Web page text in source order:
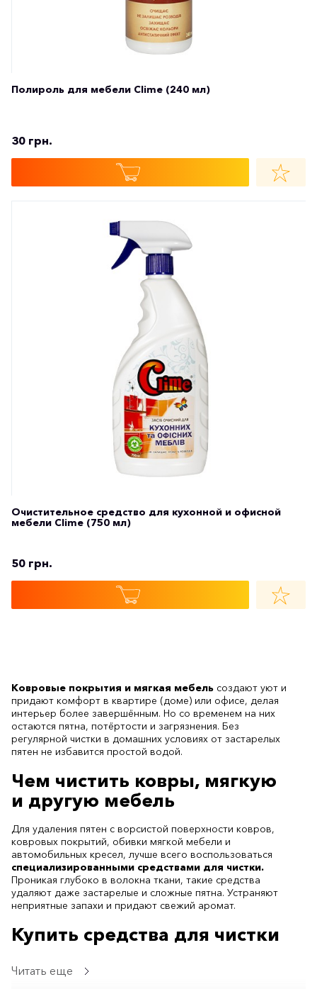
Полироль для мебели Clime (240 мл)
30 грн.
Очистительное средство для кухонной и офисной
мебели Clime (750 мл)
50 грн.
Ковровые покрытия и мягкая мебель создают уют и
придают комфорт в квартире (доме) или офисе, делая
интерьер более завершённым. Но со временем на них
остаются пятна, потёртости и загрязнения. Без
регулярной чистки в домашних условиях от застарелых
пятен не избавится простой водой.
Чем чистить ковры, мягкую
и другую мебель
Для удаления пятен с ворсистой поверхности ковров,
ковровых покрытий, обивки мягкой мебели и
автомобильных кресел, лучше всего воспользоваться
специализированными средствами для чистки.
Проникая глубоко в волокна ткани, такие средства
удаляют даже застарелые и сложные пятна. Устраняют
неприятные запахи и придают свежий аромат.
Купить средства для чистки
средства для кухонной, офисной и мягкой мебели, а
Читать еще